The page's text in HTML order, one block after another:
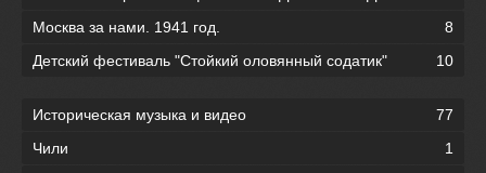
Москва за нами. 1941 год.
8
Детский фестиваль "Стойкий оловянный содатик"
10
Историческая музыка и видео
77
Чили
1